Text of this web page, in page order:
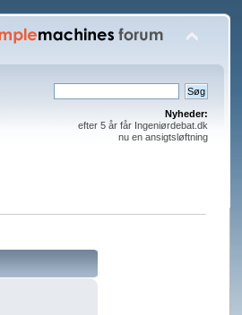
Nyheder:
efter 5 år får Ingeniørdebat.dk
nu en ansigtsløftning